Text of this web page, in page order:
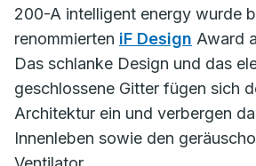
200-A intelligent energy wurde
renommierten iF Design Award
Das schlanke Design und das
geschlossene Gitter fügen sich
Architektur ein und verbergen
Innenleben sowie den